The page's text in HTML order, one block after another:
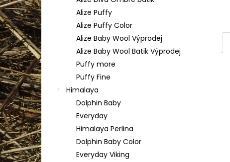
l
Alize Puffy
Alize Puffy Color
Alize Baby Wool Výprodej
Alize Baby Wool Batik Výprodej
Puffy more
Puffy Fine
Himalaya
Dolphin Baby
Everyday
Himalaya Perlina
Dolphin Baby Color
Everyday Viking
YARNART FLOWERS 274
200 Kč